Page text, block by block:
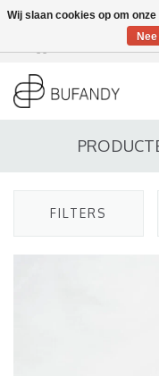
DE /
FILTERS
Wij slaan cookies op om
Nee